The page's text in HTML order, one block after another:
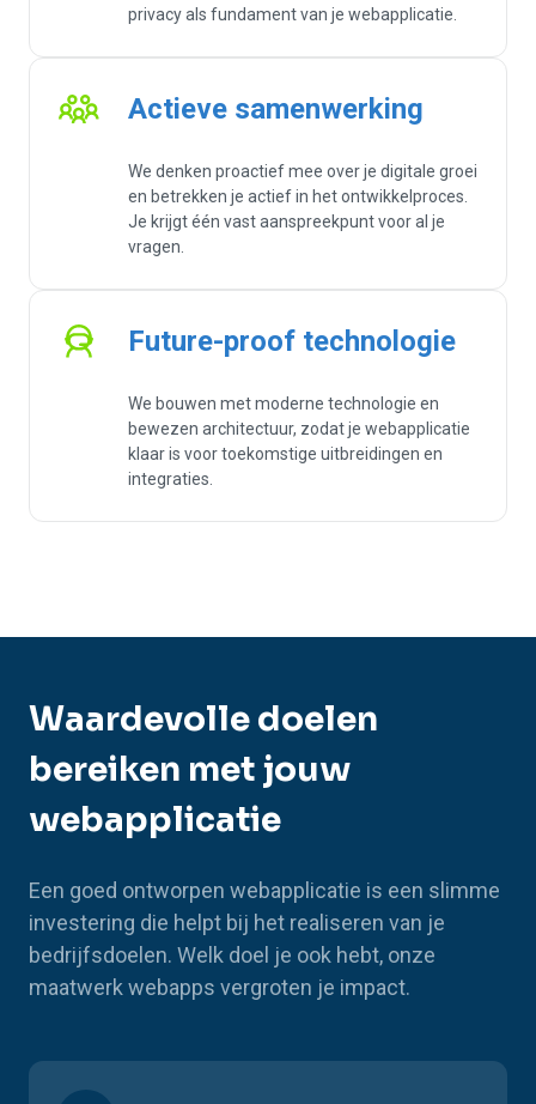
privacy als fundament van je webapplicatie.
Actieve samenwerking
We denken proactief mee over je digitale groei
en betrekken je actief in het ontwikkelproces.
Je krijgt één vast aanspreekpunt voor al je
vragen.
Future-proof technologie
We bouwen met moderne technologie en
bewezen architectuur, zodat je webapplicatie
klaar is voor toekomstige uitbreidingen en
integraties.
Waardevolle doelen
bereiken met jouw
webapplicatie
Een goed ontworpen webapplicatie is een slimme
investering die helpt bij het realiseren van je
bedrijfsdoelen. Welk doel je ook hebt, onze
maatwerk webapps vergroten je impact.